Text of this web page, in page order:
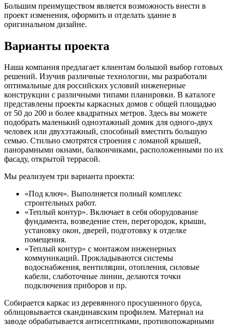
Большим преимуществом является возможность внести в
проект изменения, оформить и отделать здание в
оригинальном дизайне.
Варианты проекта
Наша компания предлагает клиентам большой выбор готовых
решений. Изучив различные технологии, мы разработали
оптимальные для российских условий инженерные
конструкции с различными типами планировки. В каталоге
представлены проекты каркасных домов с общей площадью
от 50 до 200 и более квадратных метров. Здесь вы можете
подобрать маленький одноэтажный домик для одного-двух
человек или двухэтажный, способный вместить большую
семью. Стильно смотрятся строения с ломаной крышей,
панорамными окнами, балкончиками, расположенными по их
фасаду, открытой террасой.
Мы реализуем три варианта проекта:
«Под ключ». Выполняется полный комплекс
строительных работ.
«Теплый контур». Включает в себя оборудование
фундамента, возведение стен, перегородок, крыши,
установку окон, дверей, подготовку к отделке
помещения.
«Теплый контур» с монтажом инженерных
коммуникаций. Прокладываются системы
водоснабжения, вентиляции, отопления, силовые
кабели, слаботочные линии, делаются точки
подключения приборов и пр.
Собирается каркас из деревянного просушенного бруса,
облицовывается скандинавским профилем. Материал на
заводе обрабатывается антисептиками, противопожарными